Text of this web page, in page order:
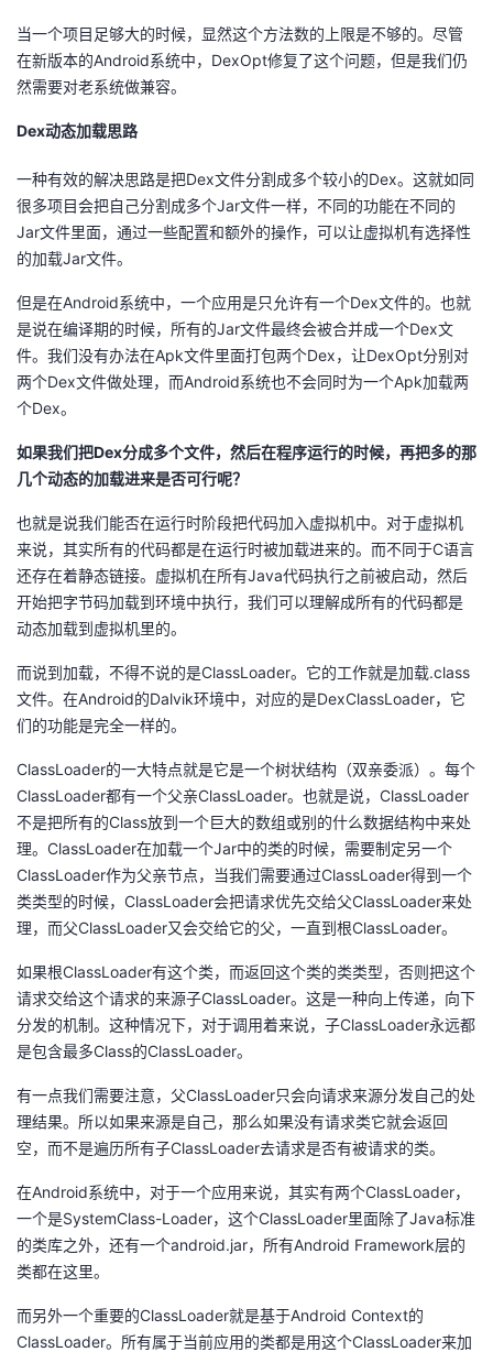
发
者
学
堂
的
课
程
我
的
认
我
的
验
我
收
藏
Programs
的
支
持
我
技
术
支
的
云
声
议
当一个项目足够大的时候，显然这个方法数的上限是不够的。尽管
在新版本的Android系统中，DexOpt修复了这个问题，但是我们仍
然需要对老系统做兼容。
Dex动态加载思路
一种有效的解决思路是把Dex文件分割成多个较小的Dex。这就如同
很多项目会把自己分割成多个Jar文件一样，不同的功能在不同的
Jar文件里面，通过一些配置和额外的操作，可以让虚拟机有选择性
的加载Jar文件。
但是在Android系统中，一个应用是只允许有一个Dex文件的。也就
是说在编译期的时候，所有的Jar文件最终会被合并成一个Dex文
件。我们没有办法在Apk文件里面打包两个Dex，让DexOpt分别对
两个Dex文件做处理，而Android系统也不会同时为一个Apk加载两
个Dex。
如果我们把Dex分成多个文件，然后在程序运行的时候，再把多的那
几个动态的加载进来是否可行呢？
也就是说我们能否在运行时阶段把代码加入虚拟机中。对于虚拟机
来说，其实所有的代码都是在运行时被加载进来的。而不同于C语言
还存在着静态链接。虚拟机在所有Java代码执行之前被启动，然后
开始把字节码加载到环境中执行，我们可以理解成所有的代码都是
动态加载到虚拟机里的。
而说到加载，不得不说的是ClassLoader。它的工作就是加载.class
文件。在Android的Dalvik环境中，对应的是DexClassLoader，它
们的功能是完全一样的。
ClassLoader的一大特点就是它是一个树状结构（双亲委派）。每个
ClassLoader都有一个父亲ClassLoader。也就是说，ClassLoader
不是把所有的Class放到一个巨大的数组或别的什么数据结构中来处
理。ClassLoader在加载一个Jar中的类的时候，需要制定另一个
ClassLoader作为父亲节点，当我们需要通过ClassLoader得到一个
类类型的时候，ClassLoader会把请求优先交给父ClassLoader来处
理，而父ClassLoader又会交给它的父，一直到根ClassLoader。
如果根ClassLoader有这个类，而返回这个类的类类型，否则把这个
请求交给这个请求的来源子ClassLoader。这是一种向上传递，向下
分发的机制。这种情况下，对于调用着来说，子ClassLoader永远都
是包含最多Class的ClassLoader。
有一点我们需要注意，父ClassLoader只会向请求来源分发自己的处
理结果。所以如果来源是自己，那么如果没有请求类它就会返回
空，而不是遍历所有子ClassLoader去请求是否有被请求的类。
在Android系统中，对于一个应用来说，其实有两个ClassLoader，
一个是SystemClass-Loader，这个ClassLoader里面除了Java标准
的类库之外，还有一个android.jar，所有Android Framework层的
类都在这里。
而另外一个重要的ClassLoader就是基于Android Context的
ClassLoader。所有属于当前应用的类都是用这个ClassLoader来加